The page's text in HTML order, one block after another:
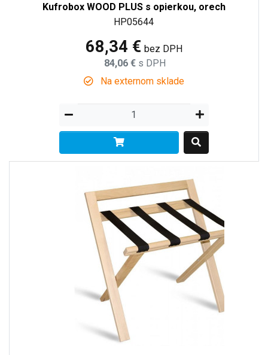
Kufrobox WOOD PLUS s opierkou, orech
HP05644
68,34 € bez DPH
84,06 € s DPH
Na externom sklade